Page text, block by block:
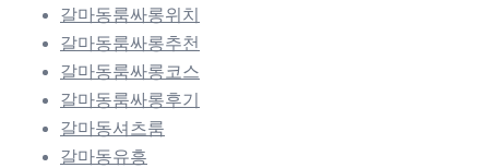
갈마동룸싸롱위치
갈마동룸싸롱추천
갈마동룸싸롱코스
갈마동룸싸롱후기
갈마동셔츠룸
갈마동유흥